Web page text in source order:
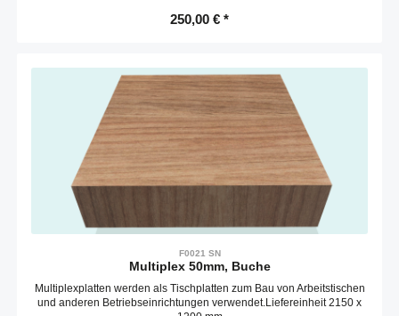
250,00 € *
F0021 SN
Multiplex 50mm, Buche
Multiplexplatten werden als Tischplatten zum Bau von Arbeitstischen
und anderen Betriebseinrichtungen verwendet.Liefereinheit 2150 x